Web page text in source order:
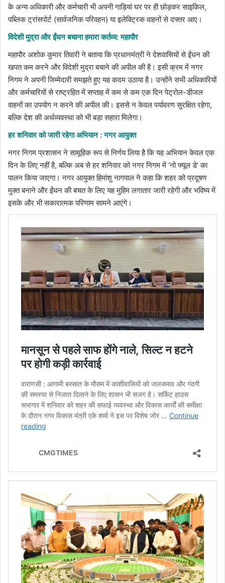
के अन्य अधिकारी और कर्मचारी भी अपनी गाड़ियां घर पर ही छोड़कर साइकिल,
पब्लिक ट्रांसपोर्ट (सार्वजनिक परिवहन) या इलेक्ट्रिक वाहनों से दफ्तर आए।
​विदेशी मुद्रा और ईंधन बचाना हमारा कर्तव्य: महापौर
महापौर अशोक कुमार तिवारी ने बताया कि प्रधानमंत्री ने देशवासियों से ईंधन की
खपत कम करने और विदेशी मुद्रा बचाने की अपील की है। इसी क्रम में नगर
निगम ने अपनी जिम्मेदारी समझते हुए यह कदम उठाया है। उन्होंने सभी अधिकारियों
और कर्मचारियों से राष्ट्रहित में सप्ताह में कम से कम एक दिन पेट्रोल-डीजल
वाहनों का उपयोग न करने की अपील की। इससे न केवल पर्यावरण सुरक्षित रहेगा,
बल्कि देश की अर्थव्यवस्था को भी बड़ा सहारा मिलेगा।
हर शनिवार को जारी रहेगा अभियान : नगर आयुक्त
नगर निगम प्रशासन ने सामूहिक रूप से निर्णय लिया है कि यह अभियान केवल एक
दिन के लिए नहीं है, बल्कि अब से हर शनिवार को नगर निगम में ‘नो फ्यूल डे’ का
पालन किया जाएगा। नगर आयुक्त हिमांशु नागपाल ने कहा कि शहर को प्रदूषण
मुक्त बनाने और ईंधन की बचत के लिए यह मुहिम लगातार जारी रहेगी और भविष्य में
इसके और भी सकारात्मक परिणाम सामने आएंगे।